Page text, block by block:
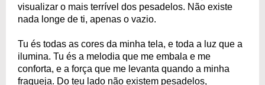
visualizar o mais terrível dos pesadelos. Não existe
nada longe de ti, apenas o vazio.
Tu és todas as cores da minha tela, e toda a luz que a
ilumina. Tu és a melodia que me embala e me
conforta, e a força que me levanta quando a minha
fraqueja. Do teu lado não existem pesadelos,